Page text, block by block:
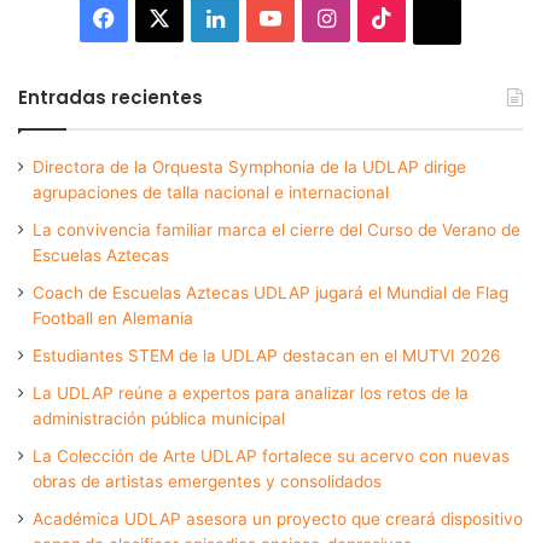
Facebook LinkedInYouTubeInstagram
Entradas recientes
Directora de la Orquesta Symphonia de la UDLAP dirige
agrupaciones de talla nacional e internacional
La convivencia familiar marca el cierre del Curso de Verano de
Escuelas Aztecas
Coach de Escuelas Aztecas UDLAP jugará el Mundial de Flag
Football en Alemania
Estudiantes STEM de la UDLAP destacan en el MUTVI 2026
La UDLAP reúne a expertos para analizar los retos de la
administración pública municipal
La Colección de Arte UDLAP fortalece su acervo con nuevas
obras de artistas emergentes y consolidados
Académica UDLAP asesora un proyecto que creará dispositivo